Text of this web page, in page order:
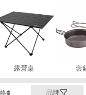
露營桌 套
品牌